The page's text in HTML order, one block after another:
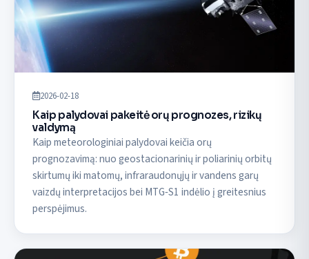
2026-02-18
Kaip palydovai pakeitė orų prognozes, rizikų
valdymą
Kaip meteorologiniai palydovai keičia orų
prognozavimą: nuo geostacionarinių ir poliarinių orbitų
skirtumų iki matomų, infraraudonųjų ir vandens garų
vaizdų interpretacijos bei MTG‑S1 indėlio į greitesnius
perspėjimus.